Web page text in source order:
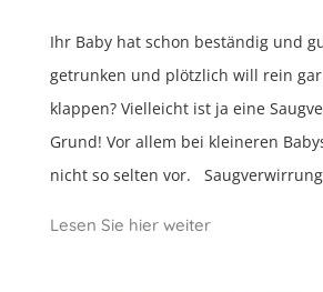
Ihr Baby hat schon beständig und
getrunken und plötzlich will rein
klappen? Vielleicht ist ja eine
Grund! Vor allem bei kleineren
nicht so selten vor.
Lesen Sie hier weiter